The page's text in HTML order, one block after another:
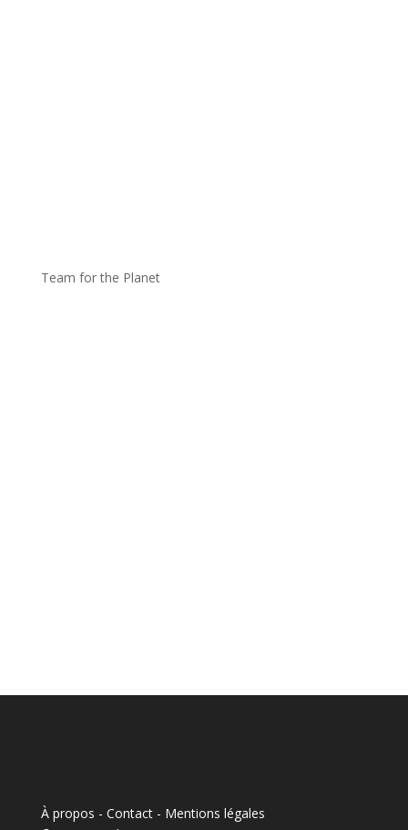
Team for the Planet
À propos - Contact- Mentions légales